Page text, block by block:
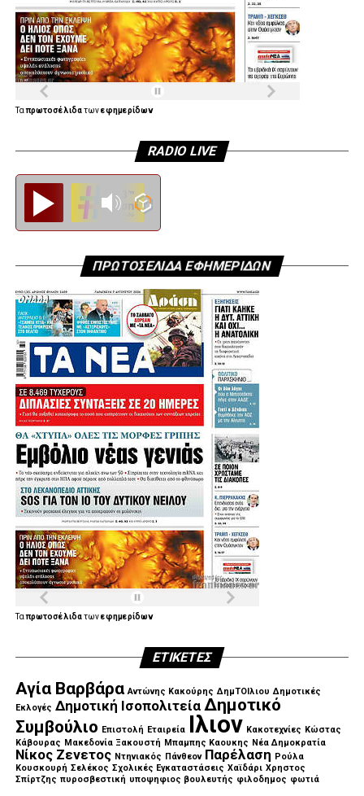
Ταπρωτοσέλιδατωνεφημερίδων
RADIO LIVE
ΠΡΩΤΟΣΕΛΙΔΑ ΕΦΗΜΕΡΙΔΩΝ
Ταπρωτοσέλιδατωνεφημερίδων
ΕΤΙΚΈΤΕΣ
Αγία Βαρβάρα Αντώνης Κακούρης ΔημΤΟΙλιου Δημοτικές
Εκλογές Δημοτική Ισοπολιτεία Δημοτικό
Συμβούλιο Επιστολή Εταιρεία Ιλιον Κακοτεχνίες Κώστας
Κάβουρας Μακεδονία Ξακουστή Μπαμπης Καουκης Νέα Δημοκρατία
Νίκος Ζενετος Ντηνιακός Πάνθεον Παρέλαση Ρούλα
Κουσκουρή Σελέκος Σχολικές Εγκαταστάσεις Χαϊδάρι Χρηστος
Σπίρτζης πυροσβεστική υποψηφιος βουλευτής φιλοδημος φωτιά